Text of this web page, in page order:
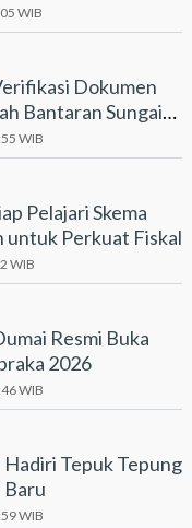
WIB
Dokumen
Bantaran Sungai
WIB
Pelajari Skema
untuk Perkuat Fiskal
WIB
Resmi Buka
2026
WIB
Tepuk Tepung
Baru
WIB